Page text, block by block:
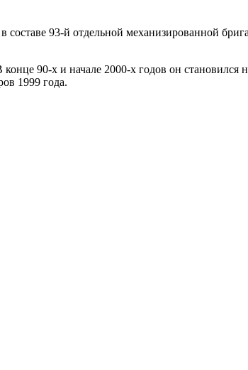
составе 93-й отдельной механизированной
90-х и начале 2000-х годов он
1999 года.